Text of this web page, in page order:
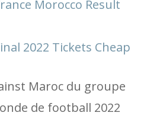
Morocco Result
2022 Tickets Cheap
Maroc du groupe
de football 2022